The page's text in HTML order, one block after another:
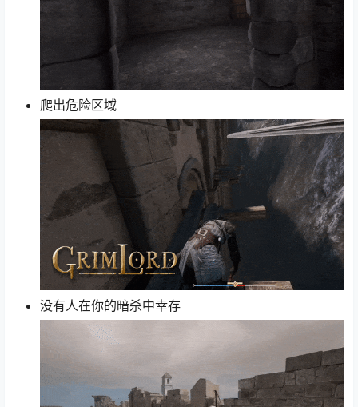
爬出危险区域
没有人在你的暗杀中幸存